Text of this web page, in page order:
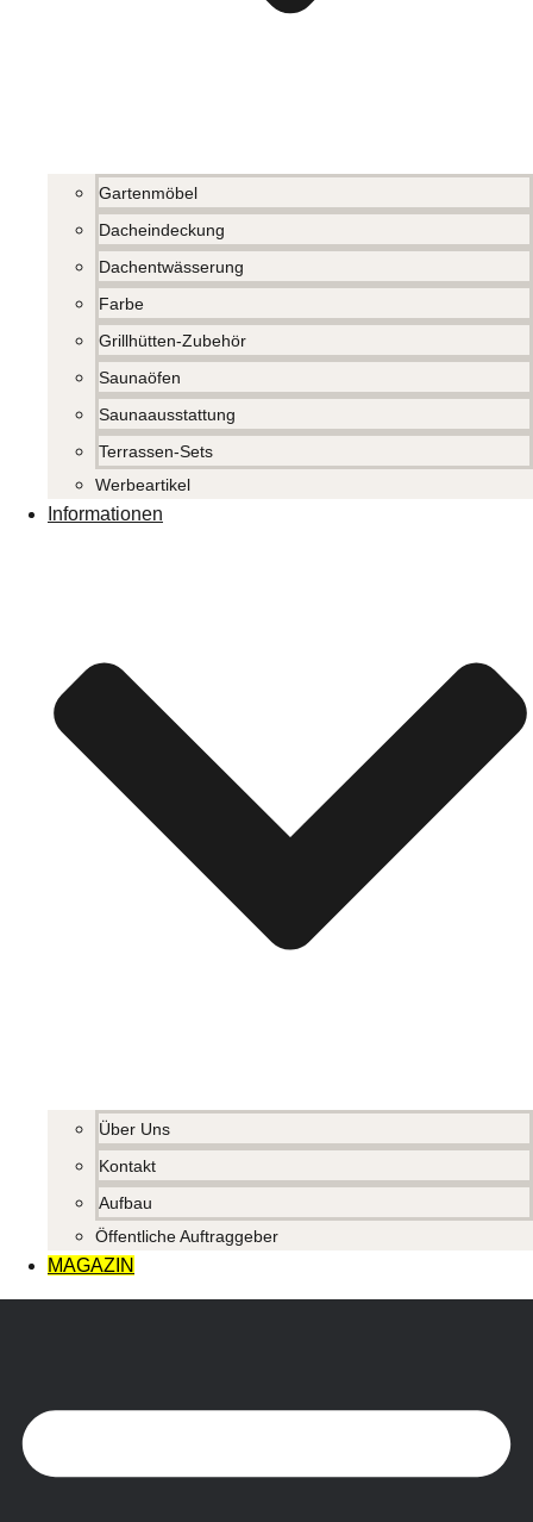
Gartenmöbel
Dacheindeckung
Dachentwässerung
Farbe
Grillhütten-Zubehör
Saunaöfen
Saunaausstattung
Terrassen-Sets
Werbeartikel
Informationen
Über Uns
Kontakt
Aufbau
Öffentliche Auftraggeber
MAGAZIN